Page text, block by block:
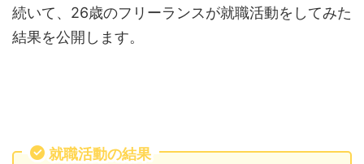
続いて、26歳のフリーランスが就職活動をしてみた
結果を公開します。
就職活動の結果